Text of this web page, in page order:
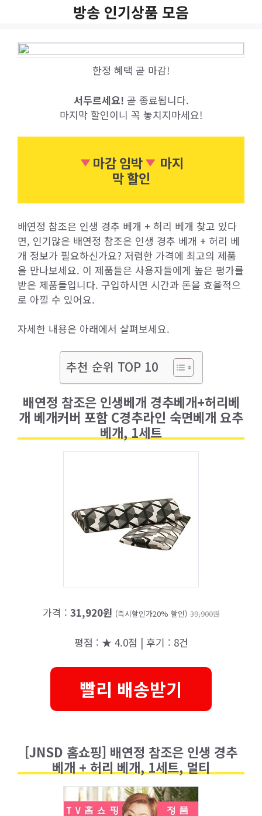
방송 인기상품 모음
한정 혜택 곧 마감!
서두르세요! 곧 종료됩니다.
마지막 할인이니 꼭 놓치지마세요!
마감 임박
마지
막 할인
배연정 참조은 인생 경추 베개 + 허리 베개 찾고 있다
면, 인기많은 배연정 참조은 인생 경추 베개 + 허리 베
개 정보가 필요하신가요? 저렴한 가격에 최고의 제품
을 만나보세요. 이 제품들은 사용자들에게 높은 평가를
받은 제품들입니다. 구입하시면 시간과 돈을 효율적으
로 아낄 수 있어요.
자세한 내용은 아래에서 살펴보세요.
추천 순위 TOP 10
배연정 참조은 인생베개 경추베개+허리베
개 베개커버 포함 C경추라인 숙면베개 요추
베개, 1세트
가격 : 31,920원 (즉시할인가20% 할인) 39,900원
평점 : ★ 4.0점 | 후기 : 8건
빨리 배송받기
[JNSD 홈쇼핑] 배연정 참조은 인생 경추
베개 + 허리 베개, 1세트, 멀티